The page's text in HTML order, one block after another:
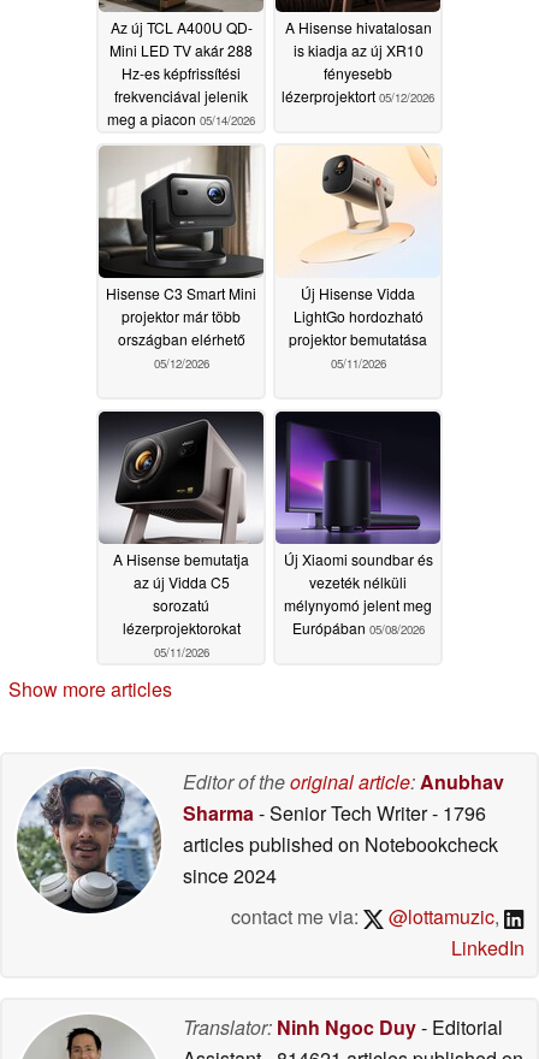
Az új TCL A400U QD-
Mini LED TV akár 288
Hz-es képfrissítési
frekvenciával jelenik
meg a piacon 05/14/2026
A Hisense hivatalosan
is kiadja az új XR10
fényesebb
lézerprojektort 05/12/2026
Hisense C3 Smart Mini
projektor már több
országban elérhető
05/12/2026
Új Hisense Vidda
LightGo hordozható
projektor bemutatása
05/11/2026
A Hisense bemutatja
az új Vidda C5
sorozatú
lézerprojektorokat
05/11/2026
Új Xiaomi soundbar és
vezeték nélküli
mélynyomó jelent meg
Európában 05/08/2026
Show more articles
Editor of theoriginal article:Anubhav
Sharma- Senior Tech Writer- 1796
articles published on Notebookcheck
since 2024
contact me via:
@lottamuzic,
LinkedIn
Translator: Ninh Ngoc Duy- Editorial